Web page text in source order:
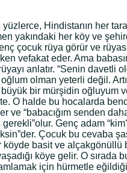
Hindistanın her
yakındaki her köy ve
çocuk rüya görür ve
vefakat eder. Ama
anlatır. “Senin
olman yeterli değil.
bir mürşidin oğluyum
O halde bu hocalarda
“babacığım senden
Genç adam
Çocuk bu cevaba
basit ve alçakgönüllü
köye gelir. O sırada
için hürmetle